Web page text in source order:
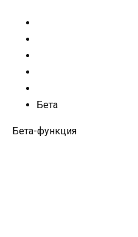
Бета
Бета-функция